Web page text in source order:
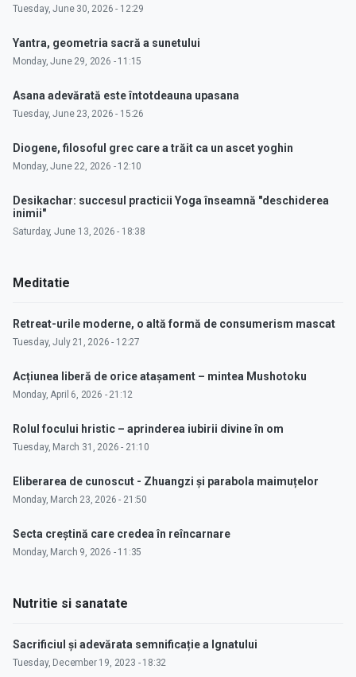
Tuesday, June 30, 2026 - 12:29
Yantra, geometria sacră a sunetului
Monday, June 29, 2026 - 11:15
Asana adevărată este întotdeauna upasana
Tuesday, June 23, 2026 - 15:26
Diogene, filosoful grec care a trăit ca un ascet yoghin
Monday, June 22, 2026 - 12:10
Desikachar: succesul practicii Yoga înseamnă "deschiderea
inimii"
Saturday, June 13, 2026 - 18:38
Meditatie
Retreat-urile moderne, o altă formă de consumerism mascat
Tuesday, July 21, 2026 - 12:27
Acțiunea liberă de orice atașament – mintea Mushotoku
Monday, April 6, 2026 - 21:12
Rolul focului hristic – aprinderea iubirii divine în om
Tuesday, March 31, 2026 - 21:10
Eliberarea de cunoscut - Zhuangzi și parabola maimuțelor
Monday, March 23, 2026 - 21:50
Secta creștină care credea în reîncarnare
Monday, March 9, 2026 - 11:35
Nutritie si sanatate
Sacrificiul și adevărata semnificație a Ignatului
Tuesday, December 19, 2023 - 18:32